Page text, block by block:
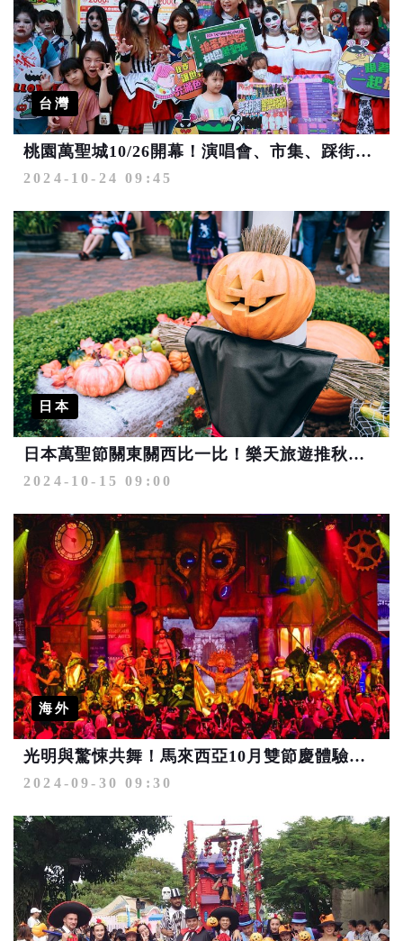
台灣
桃園萬聖城10/26開幕！演唱會、市集、踩街活動繽紛登場
2024-10-24 09:45
日本
日本萬聖節關東關西比一比！樂天旅遊推秋冬入住優惠
2024-10-15 09:00
海外
光明與驚悚共舞！馬來西亞10月雙節慶體驗獨特文化魅力
2024-09-30 09:30